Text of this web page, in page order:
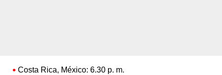
Costa Rica, México: 6.30 p. m.